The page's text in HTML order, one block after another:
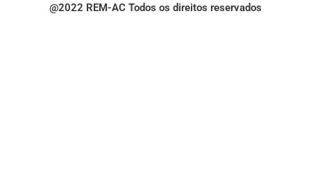
@2022 REM-AC Todos os direitos reservados